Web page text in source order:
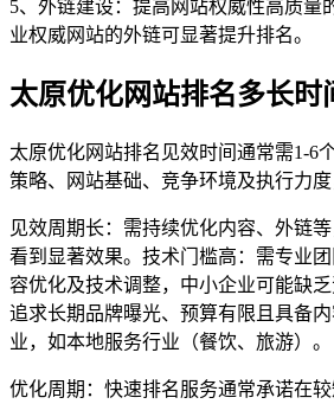
5、外链建设：提高网站权威性高质量
业权威网站的外链可显著提升排名。
太原优化网站排名多长时
太原优化网站排名见效时间通常需1-6
策略、网站基础、竞争环境及执行力度
见效周期长：需持续优化内容、外链
看到显著效果。技术门槛高：需专业
容优化及技术调整，中小企业可能缺
追求长期品牌曝光、预算有限且具备
业，如本地服务行业（餐饮、旅游）。
优化周期：快速排名服务通常承诺在